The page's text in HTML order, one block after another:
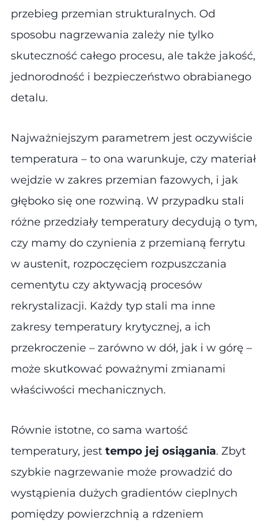
przebieg przemian strukturalnych. Od
sposobu nagrzewania zależy nie tylko
skuteczność całego procesu, ale także jakość,
jednorodność i bezpieczeństwo obrabianego
detalu.
Najważniejszym parametrem jest oczywiście
temperatura – to ona warunkuje, czy materiał
wejdzie w zakres przemian fazowych, i jak
głęboko się one rozwiną. W przypadku stali
różne przedziały temperatury decydują o tym,
czy mamy do czynienia z przemianą ferrytu
w austenit, rozpoczęciem rozpuszczania
cementytu czy aktywacją procesów
rekrystalizacji. Każdy typ stali ma inne
zakresy temperatury krytycznej, a ich
przekroczenie – zarówno w dół, jak i w górę –
może skutkować poważnymi zmianami
właściwości mechanicznych.
Równie istotne, co sama wartość
temperatury, jest tempo jej osiągania. Zbyt
szybkie nagrzewanie może prowadzić do
wystąpienia dużych gradientów cieplnych
pomiędzy powierzchnią a rdzeniem